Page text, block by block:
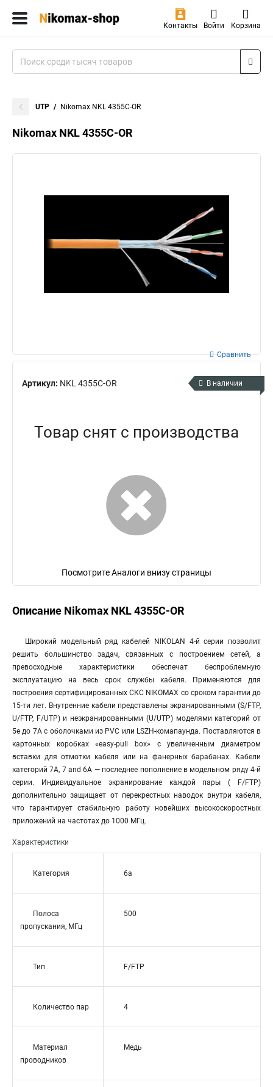
Контакты Войти Корзина
UTP Nikomax NKL 4355C-OR
Nikomax NKL 4355C-OR
Артикул: NKL 4355C-OR
Сравнить
В наличии
Товар снят с производства
Посмотрите Аналоги внизу страницы
Описание Nikomax NKL 4355C-OR
Широкий модельный ряд кабелей NIKOLAN 4-й серии позволит
решить большинство задач, связанных с построением сетей, а
превосходные характеристики обеспечат беспроблемную
эксплуатацию на весь срок службы кабеля. Применяются для
построения сертифицированных СКС NIKOMAX со сроком гарантии до
15-ти лет. Внутренние кабели представлены экранированными (S/FTP,
U/FTP, F/UTP) и неэкранированными (U/UTP) моделями категорий от
5е до 7А с оболочками из PVC или LSZH-комапаунда. Поставляются в
картонных коробках «easy-pull box» с увеличенным диаметром
вставки для отмотки кабеля или на фанерных барабанах. Кабели
категорий 7A, 7 and 6A — последнее пополнение в модельном ряду 4-й
серии. Индивидуальное экранирование каждой пары ( F/FTP)
дополнительно защищает от перекрестных наводок внутри кабеля,
что гарантирует стабильную работу новейших высокоскоростных
приложений на частотах до 1000 МГц.
Характеристики
Категория 6a
Полоса
пропускания, МГц
500
Тип F/FTP
Количество пар 4
Материал
проводников
Медь